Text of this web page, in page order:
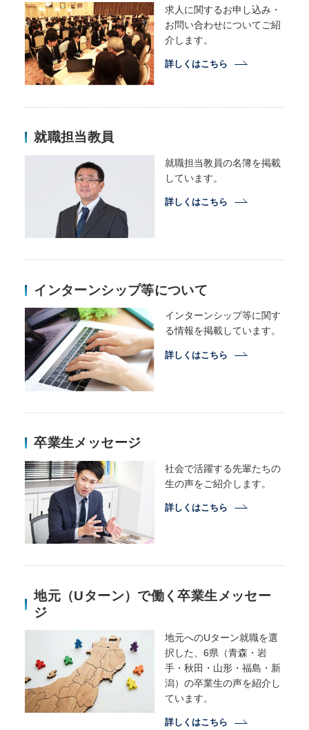
求人に関するお申し込み・
お問い合わせについてご紹
介します。
詳しくはこちら
就職担当教員
就職担当教員の名簿を掲載
しています。
詳しくはこちら
インターンシップ等について
インターンシップ等に関す
る情報を掲載しています。
詳しくはこちら
卒業生メッセージ
社会で活躍する先輩たちの
生の声をご紹介します。
詳しくはこちら
地元（Uターン）で働く卒業生メッセー
ジ
地元へのUターン就職を選
択した、6県（青森・岩
手・秋田・山形・福島・新
潟）の卒業生の声を紹介し
ています。
詳しくはこちら